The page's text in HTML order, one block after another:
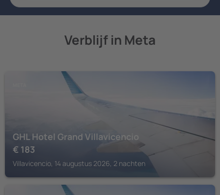
Verblijf in Meta
GHL Hotel Grand Villavicencio
€ 183
Villavicencio, 14 augustus 2026, 2 nachten